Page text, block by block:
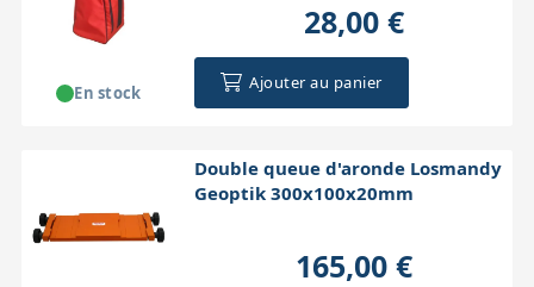
28,00 €
Ajouter au panier
En stock
Double queue d'aronde Losmandy
Geoptik 300x100x20mm
165,00 €